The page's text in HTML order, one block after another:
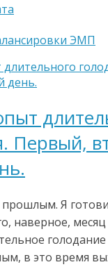
ЭМП
Первый,
прошлым. Я
наверное,
в это время